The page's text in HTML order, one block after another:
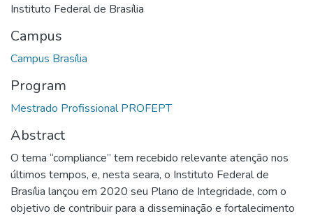
Instituto Federal de Brasília
Campus
Campus Brasília
Program
Mestrado Profissional PROFEPT
Abstract
O tema “compliance” tem recebido relevante atenção nos
últimos tempos, e, nesta seara, o Instituto Federal de
Brasília lançou em 2020 seu Plano de Integridade, com o
objetivo de contribuir para a disseminação e fortalecimento